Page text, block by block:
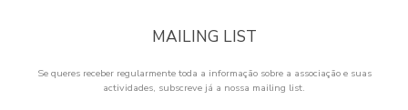
MAILING LIST
Se queres receber regularmente toda a informação sobre a associação e suas
actividades, subscreve já a nossa mailing list.